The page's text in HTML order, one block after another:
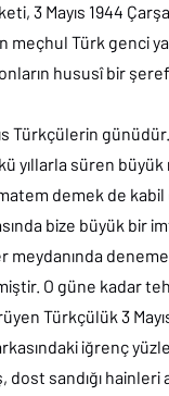
3 Mayıs 1944
meçhul Türk genci
hususî bir
Türkçülerin günüdür.
yıllarla süren büyük
matem demek de
bize büyük bir
O güne kadar
Türkçülük 3
iğrenç
dost sandığı